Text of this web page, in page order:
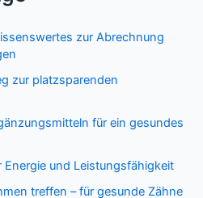
zur Abrechnung
zur platzsparenden
für ein gesundes
Energie und Leistungsfähigkeit
treffen – für gesunde Zähne